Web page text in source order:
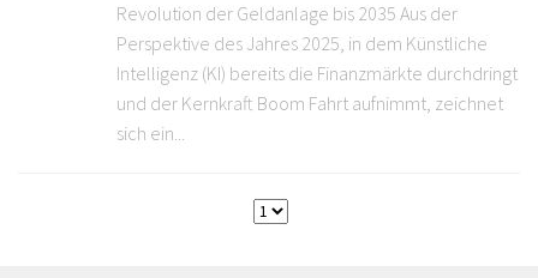
Revolution der Geldanlage bis 2035 Aus der
Perspektive des Jahres 2025, in dem Künstliche
Intelligenz (KI) bereits die Finanzmärkte durchdringt
und der Kernkraft Boom Fahrt aufnimmt, zeichnet
sich ein...